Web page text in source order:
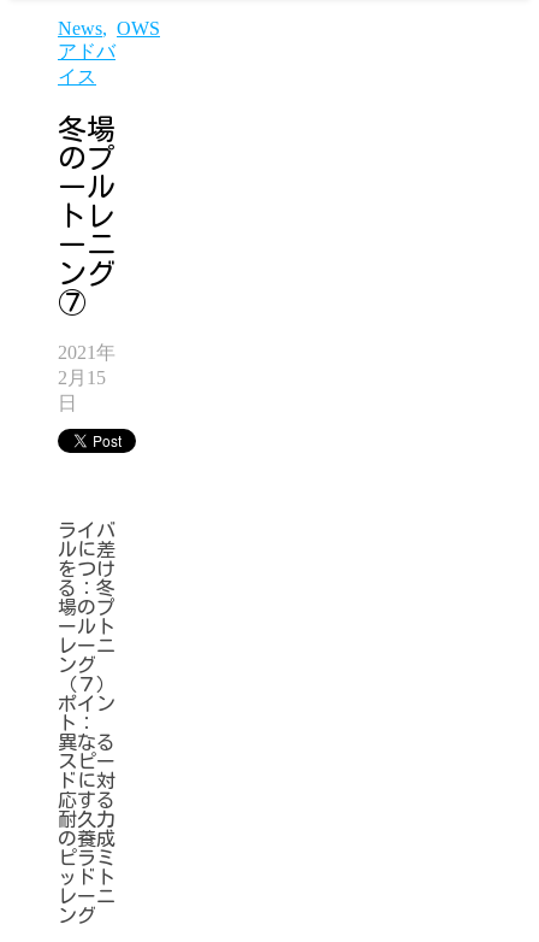
News, OWS
アドバ
イス
冬場
のプ
ール
トレ
ーニ
ング
⑦
2021年
2月15
日
ライバ
ルに差
をつけ
る：冬
場のプ
ールト
レーニ
ング
（７）
ポイン
ト：
異なる
スピー
ドに対
応する
耐久力
の養成
ピラミ
ッドト
レーニ
ング